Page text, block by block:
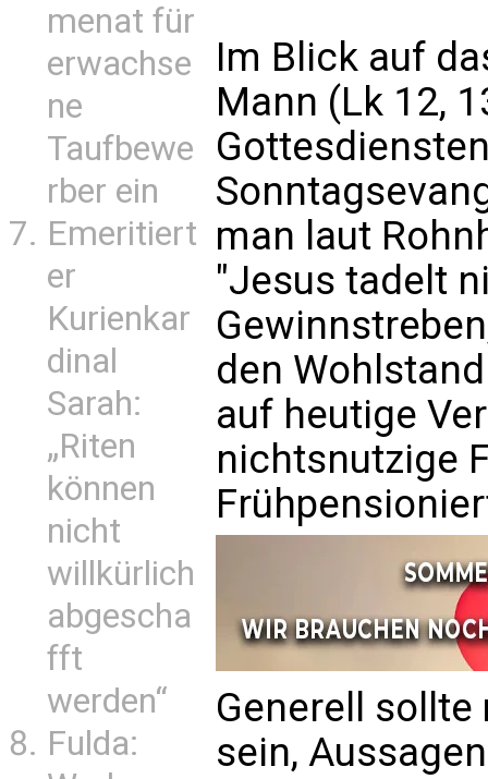
menat für
erwachse
ne
Taufbewe
rber ein
Emeritiert
er
Kurienkar
dinal
Sarah:
„Riten
können
nicht
willkürlich
abgescha
fft
werden“
Fulda:
Im Blick auf
Mann (Lk 12,
man laut
"Jesus tadelt
den
auf heutige
nichtsnutzige
Generell
sein,